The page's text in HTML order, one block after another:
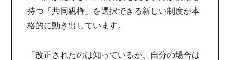
お客様の声
持つ「共同親権」を選択できる新しい制度が本
格的に動き出しています。
「改正されたのは知っているが、自分の場合は